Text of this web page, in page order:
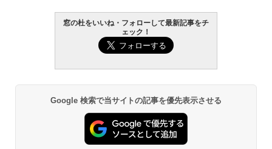
窓の杜をいいね・フォローして最新記事をチ
ェック！
Google 検索で当サイトの記事を優先表示させる